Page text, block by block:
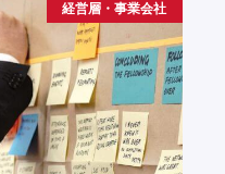
経営層・事業会社